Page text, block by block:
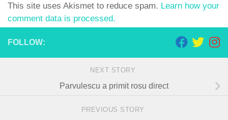
This site uses Akismet to reduce spam. Learn how your
comment data is processed.
FOLLOW:
NEXT STORY
Parvulescu a primit rosu direct
PREVIOUS STORY